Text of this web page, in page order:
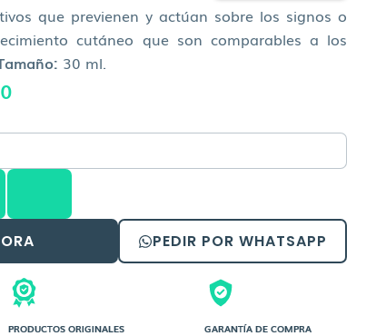
que previenen y actúan sobre los signos o
cutáneo que son comparables a los
30 ml.
Bs.320,00.
PEDIR POR WHATSAPP
PRODUCTOS ORIGINALES GARANTÍA DE COMPRA